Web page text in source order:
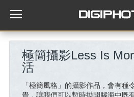
極簡攝影Less Is
活
「極簡風格」的攝影作品，會有
覺，讓我們可以暫時拋開腦海中既